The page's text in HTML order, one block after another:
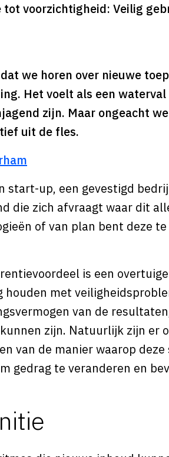
tot voorzichtigheid: Veilig
we horen over nieuwe
Het voelt als een
zijn. Maar ongeacht
uit de fles.
start-up, een gevestigd
die zich afvraagt waar dit
of van plan bent deze
is een
met
van de
zijn. Natuurlijk zijn er
van de manier waarop
gedrag te veranderen en